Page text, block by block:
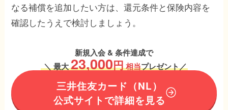
なる補償を追加したい方は、還元条件と保険内容を
確認したうえで検討しましょう。
新規入会 & 条件達成で
＼最大23,000円相当プレゼント／
三井住友カード（NL）
公式サイトで詳細を見る